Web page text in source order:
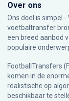
Over ons
Ons doel is simpel
voetbaltransfer
een breed aanbod
populaire
FootballTransfers
komen in de
realistische op
beschikbaar te